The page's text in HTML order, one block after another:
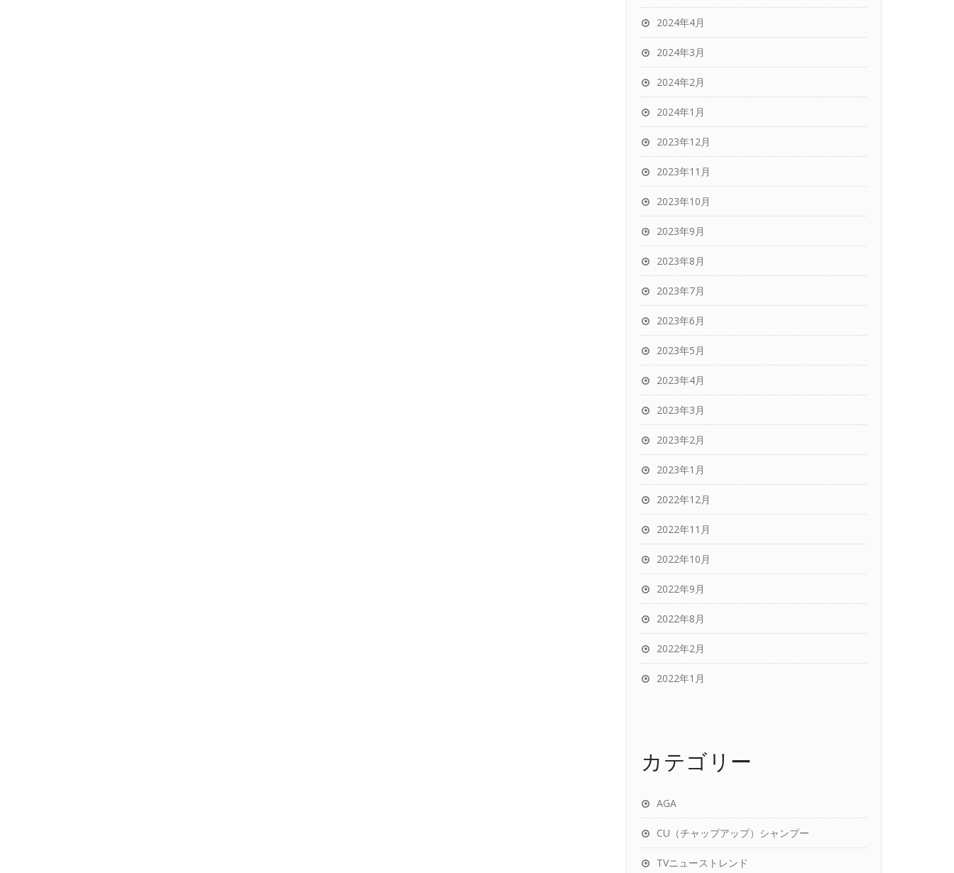
2024年4月
2024年3月
2024年2月
2024年1月
2023年12月
2023年11月
2023年10月
2023年9月
2023年8月
2023年7月
2023年6月
2023年5月
2023年4月
2023年3月
2023年2月
2023年1月
2022年12月
2022年11月
2022年10月
2022年9月
2022年8月
2022年2月
2022年1月
カテゴリー
AGA
CU（チャップアップ）シャンプー
TVニューストレンド